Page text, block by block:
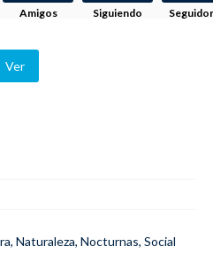
Amigos Siguiendo
Ver
, Naturaleza, Nocturnas, Social